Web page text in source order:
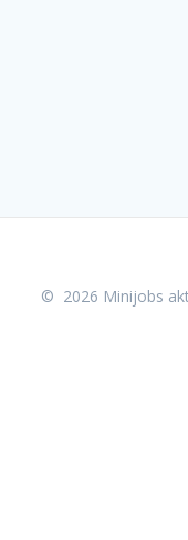
© 2026 Minijobs